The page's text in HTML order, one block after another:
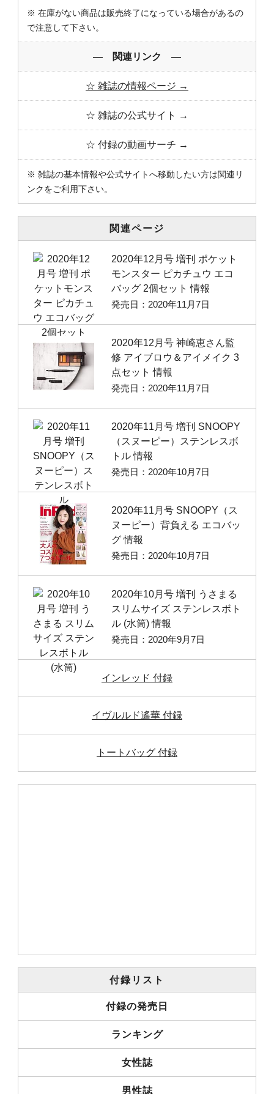
※ 在庫がない商品は販売終了になっている場合があるの
で注意して下さい。
― 関連リンク ―
☆ 雑誌の情報ページ →
☆ 雑誌の公式サイト →
☆ 付録の動画サーチ →
※ 雑誌の基本情報や公式サイトへ移動したい方は関連リ
ンクをご利用下さい。
関連ページ
2020年12月号 増刊 ポケット
モンスター ピカチュウ エコ
バッグ 2個セット 情報
発売日：2020年11月7日
2020年12月号 神崎恵さん監
修 アイブロウ＆アイメイク 3
点セット 情報
発売日：2020年11月7日
2020年11月号 増刊 SNOOPY
（スヌーピー）ステンレスボ
トル 情報
発売日：2020年10月7日
2020年11月号 SNOOPY（ス
ヌーピー）背負える エコバッ
グ 情報
発売日：2020年10月7日
2020年10月号 増刊 うさまる
スリムサイズ ステンレスボト
ル (水筒) 情報
発売日：2020年9月7日
インレッド 付録
イヴルルド遙華 付録
トートバッグ 付録
付録リスト
付録の発売日
ランキング
女性誌
男性誌